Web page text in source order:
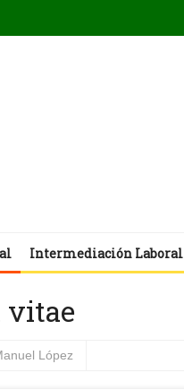
Intermediación Laboral
vitae
López